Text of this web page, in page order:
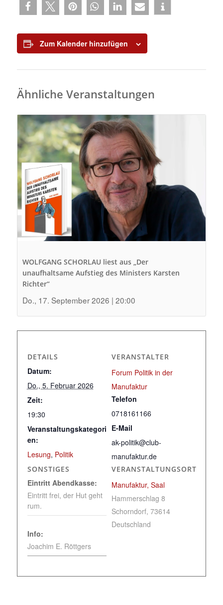
Zum Kalender hinzufügen
Ähnliche Veranstaltungen
WOLFGANG SCHORLAU liest aus „Der
unaufhaltsame Aufstieg des Ministers Karsten
Richter“
Do., 17. September 2026 | 20:00
DETAILS
Datum:
Do., 5. Februar 2026
Zeit:
19:30
Veranstaltungskategori
en:
Lesung, Politik
VERANSTALTUNGSORT
Manufaktur, Saal
Hammerschlag 8
Schorndorf, 73614
Deutschland
VERANSTALTER
Forum Politik in der
Manufaktur
Telefon
0718161166
E-Mail
ak-politik@club-
manufaktur.de
SONSTIGES
Eintritt Abendkasse:
Eintritt frei, der Hut geht
rum.
Info:
Joachim E. Röttgers